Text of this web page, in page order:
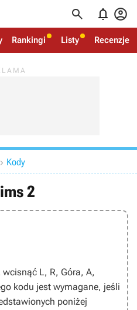
  
Rankingi Listy Recenzje
 Kody
2
wcisnąć L, R, Góra, A,
kodu jest wymagane, jeśli
poniżej